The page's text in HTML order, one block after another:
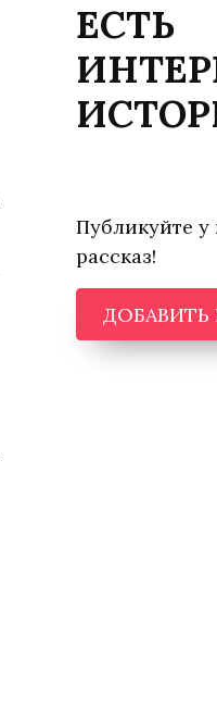
ЕСТЬ
Публикуйте у
рассказ!
ДОБАВИТЬ